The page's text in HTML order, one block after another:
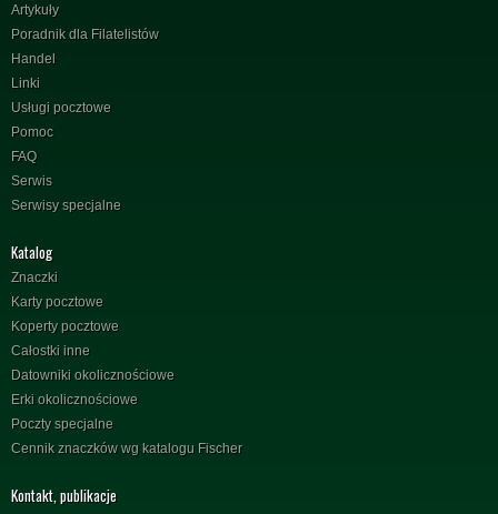
Artykuły
Poradnik dla Filatelistów
Handel
Linki
Usługi pocztowe
Pomoc
FAQ
Serwis
Serwisy specjalne
Katalog
Znaczki
Karty pocztowe
Koperty pocztowe
Całostki inne
Datowniki okolicznościowe
Erki okolicznościowe
Poczty specjalne
Cennik znaczków wg katalogu Fischer
Kontakt, publikacje